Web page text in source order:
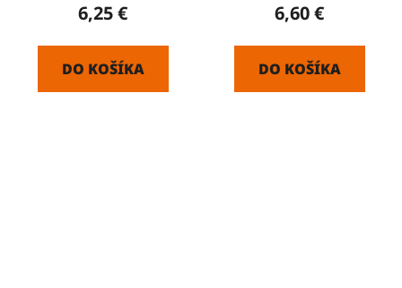
6,25 €
DO KOŠÍKA
6,60 €
DO KOŠÍKA